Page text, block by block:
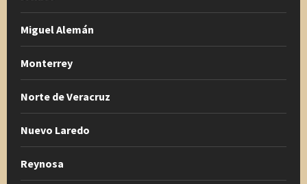
Miguel Alemán
Monterrey
Norte de Veracruz
Nuevo Laredo
Reynosa